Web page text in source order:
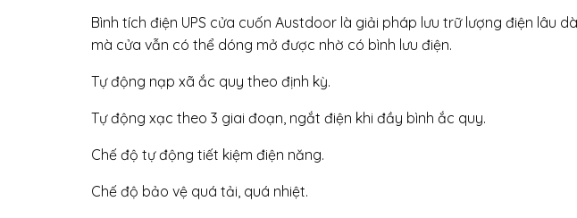
Bình tích điện UPS cửa cuốn Austdoor là giải pháp lưu trữ lượng điện lâu
mà cửa vẫn có thể dóng mở được nhờ có bình lưu điện.
Tự động nạp xã ắc quy theo định kỳ.
Tự động xạc theo 3 giai đoạn, ngắt điện khi đầy bình ắc quy.
Chế độ tự động tiết kiệm điện năng.
Chế độ bảo vệ quá tải, quá nhiệt.